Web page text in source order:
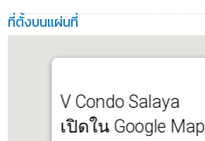
ที่ตั้งบนแผ่นที่
V Condo Salaya
เปิดใน Google Map